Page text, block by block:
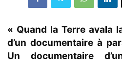
« Quand la Terre avala
d’un documentaire à
Un documentaire